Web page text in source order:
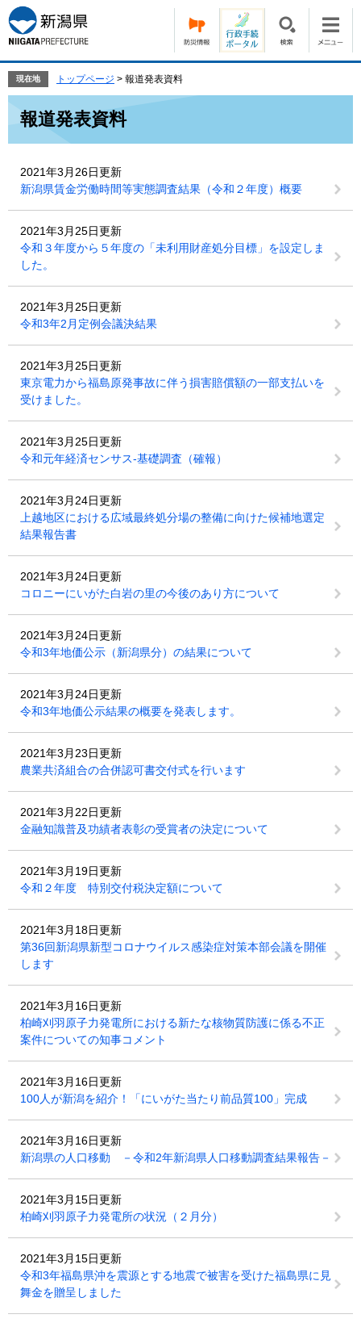
ー
ジ
の
頭
す。
ニ
ュ
ー
飛
て
現在地 トップページ > 報道発表資料
報道発表資料
2021年3月26日更新
新潟県賃金労働時間等実態調査結果（令和２年度）概要
2021年3月25日更新
令和３年度から５年度の「未利用財産処分目標」を設定しま
した。
2021年3月25日更新
令和3年2月定例会議決結果
2021年3月25日更新
東京電力から福島原発事故に伴う損害賠償額の一部支払いを
受けました。
2021年3月25日更新
令和元年経済センサス-基礎調査（確報）
2021年3月24日更新
上越地区における広域最終処分場の整備に向けた候補地選定
結果報告書
2021年3月24日更新
コロニーにいがた白岩の里の今後のあり方について
2021年3月24日更新
令和3年地価公示（新潟県分）の結果について
2021年3月24日更新
令和3年地価公示結果の概要を発表します。
2021年3月23日更新
農業共済組合の合併認可書交付式を行います
2021年3月22日更新
金融知識普及功績者表彰の受賞者の決定について
2021年3月19日更新
令和２年度 特別交付税決定額について
2021年3月18日更新
第36回新潟県新型コロナウイルス感染症対策本部会議を開催
します
2021年3月16日更新
柏崎刈羽原子力発電所における新たな核物質防護に係る不正
案件についての知事コメント
2021年3月16日更新
100人が新潟を紹介！「にいがた当たり前品質100」完成
2021年3月16日更新
新潟県の人口移動 －令和2年新潟県人口移動調査結果報告－
2021年3月15日更新
柏崎刈羽原子力発電所の状況（２月分）
2021年3月15日更新
令和3年福島県沖を震源とする地震で被害を受けた福島県に見
舞金を贈呈しました